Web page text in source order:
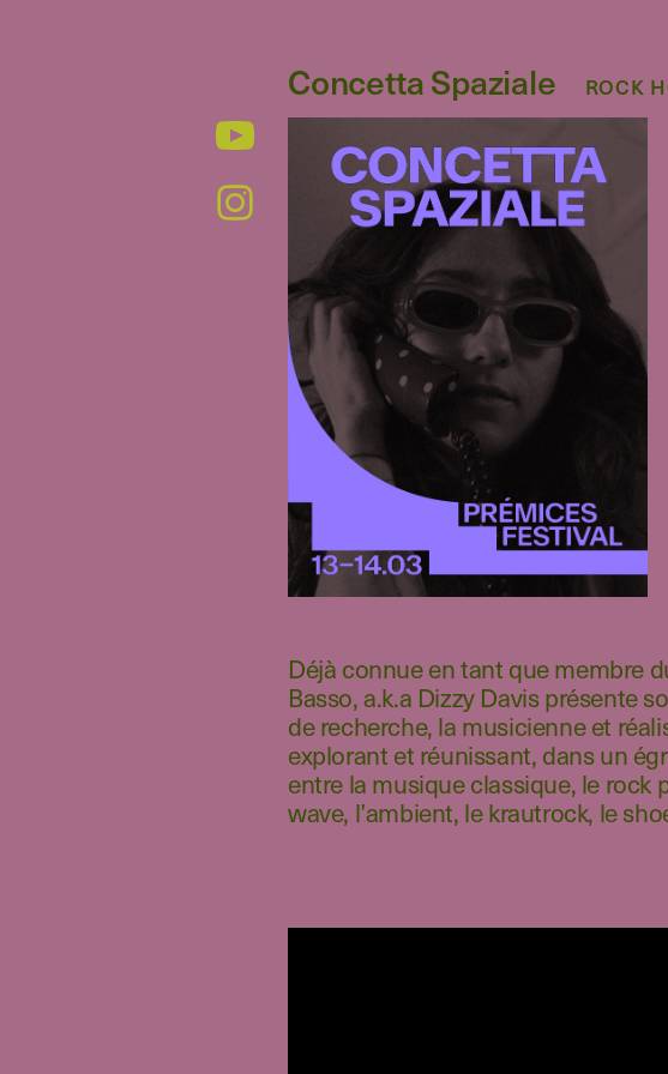
Concetta Spaziale ROCK
Déjà connue en tant que membre
Basso, a.k.a Dizzy Davis présente
de recherche, la musicienne et
explorant et réunissant, dans un
entre la musique classique, le rock
wave, l’ambient, le krautrock, le